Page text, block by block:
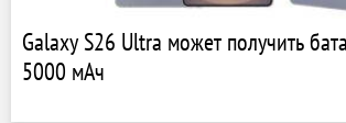
Galaxy S26 Ultra может получить
5000 мАч